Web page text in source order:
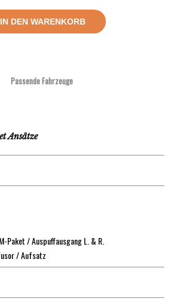
IN DEN WARENKORB
Passende Fahrzeuge
Ansätze
Paket / Auspuffausgang L. & R.
/ Aufsatz